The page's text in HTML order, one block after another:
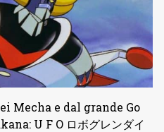
Mecha e dal grande Go
U F O ロボグレンダイ